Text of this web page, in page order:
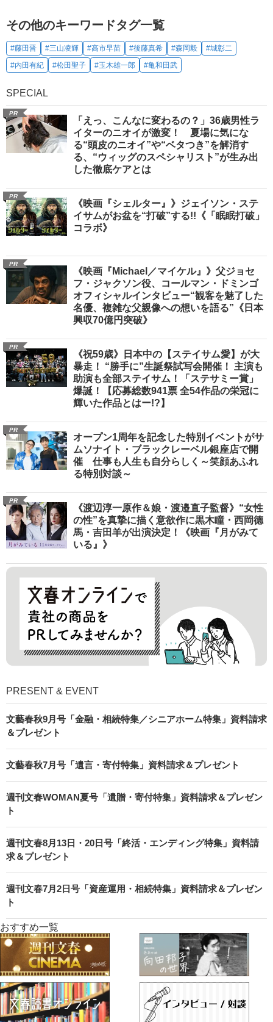
その他のキーワードタグ一覧
#藤田晋 #三山凌輝 #高市早苗 #後藤真希 #森岡毅
#城彰二
#内田有紀
#松田聖子 #玉木雄一郎 #亀和田武
SPECIAL
PR
「えっ、こんなに変わるの？」36歳男性ラ
イターのニオイが激変！ 夏場に気にな
る“頭皮のニオイ”や“ベタつき”を解消す
る、“ウィッグのスペシャリスト”が生み出
した徹底ケアとは
PR
《映画『シェルター』》ジェイソン・ステ
イサムがお盆を“打破”する!!《「眠眠打破」
コラボ》
PR
《映画『Michael／マイケル』》父ジョセ
フ・ジャクソン役、コールマン・ドミンゴ
オフィシャルインタビュー“観客を魅了した
名優、複雑な父親像への想いを語る”《日本
興収70億円突破》
PR
《祝59歳》日本中の【ステイサム愛】が大
暴走！ “勝手に”生誕祭試写会開催！ 主演も
助演も全部ステイサム！「ステサミー賞」
爆誕！【応募総数941票 全54作品の栄冠に
輝いた作品とはー!?】
PR
オープン1周年を記念した特別イベントがサ
ムソナイト・ブラックレーベル銀座店で開
催 仕事も人生も自分らしく～笑顔あふれ
る特別対談～
PR
《渡辺淳一原作＆娘・渡邉直子監督》“女性
の性”を真摯に描く意欲作に黒木瞳・西岡德
馬・吉田羊が出演決定！《映画『月がみて
いる』》
PRESENT & EVENT
文藝春秋9月号「金融・相続特集／シニアホーム特集」資料請求
＆プレゼント
文藝春秋7月号「遺言・寄付特集」資料請求＆プレゼント
週刊文春WOMAN夏号「遺贈・寄付特集」資料請求＆プレゼン
ト
週刊文春8月13日・20日号「終活・エンディング特集」資料請
求＆プレゼント
週刊文春7月2日号「資産運用・相続特集」資料請求＆プレゼン
ト
おすすめ一覧